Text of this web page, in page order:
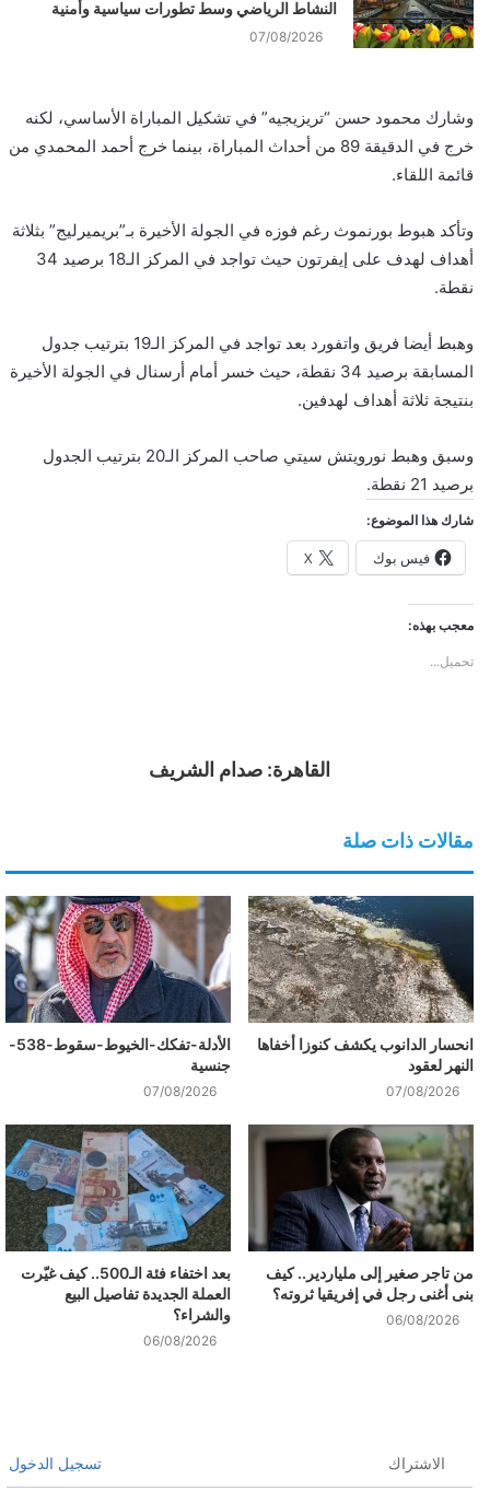
النشاط الرياضي وسط تطورات سياسية وأمنية
07/08/2026
وشارك محمود حسن “تريزيجيه” في تشكيل المباراة الأساسي، لكنه
خرج في الدقيقة 89 من أحداث المباراة، بينما خرج أحمد المحمدي من
قائمة اللقاء.
وتأكد هبوط بورنموث رغم فوزه في الجولة الأخيرة بـ”بريميرليج” بثلاثة
أهداف لهدف على إيفرتون حيث تواجد في المركز الـ18 برصيد 34
نقطة.
وهبط أيضا فريق واتفورد بعد تواجد في المركز الـ19 بترتيب جدول
المسابقة برصيد 34 نقطة، حيث خسر أمام أرسنال في الجولة الأخيرة
بنتيجة ثلاثة أهداف لهدفين.
وسبق وهبط نورويتش سيتي صاحب المركز الـ20 بترتيب الجدول
برصيد 21 نقطة.
شارك هذا الموضوع:
فيس بوك X
معجب بهذه:
تحميل...
القاهرة: صدام الشريف
مقالات ذات صلة
انحسار الدانوب يكشف كنوزا أخفاها
النهر لعقود
07/08/2026
الأدلة-تفكك-الخيوط-سقوط-538-
جنسية
07/08/2026
من تاجر صغير إلى ملياردير.. كيف
بنى أغنى رجل في إفريقيا ثروته؟
06/08/2026
بعد اختفاء فئة الـ500.. كيف غيّرت
العملة الجديدة تفاصيل البيع
والشراء؟
06/08/2026
الاشتراك تسجيل الدخول